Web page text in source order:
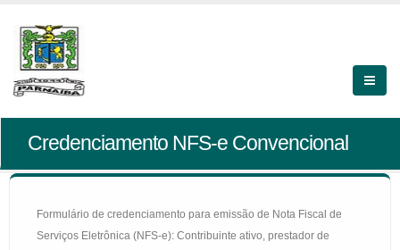
Credenciamento NFS-e Convencional
Formulário de credenciamento para emissão de Nota Fiscal de
Serviços Eletrônica (NFS-e): Contribuinte ativo, prestador de